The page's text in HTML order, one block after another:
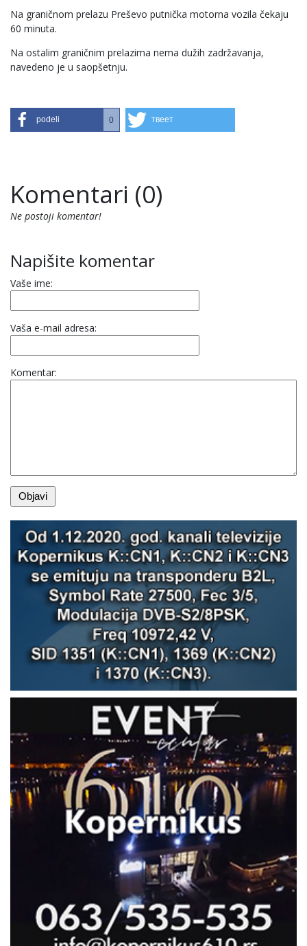
Na graničnom prelazu Preševo putnička motorna vozila čekaju
60 minuta.
Na ostalim graničnim prelazima nema dužih zadržavanja,
navedeno je u saopšetnju.
podeli 0 твеет
Komentari (0)
Ne postoji komentar!
Napišite komentar
Vaše ime:
Vaša e-mail adresa:
Komentar: